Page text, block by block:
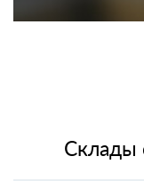
Склады